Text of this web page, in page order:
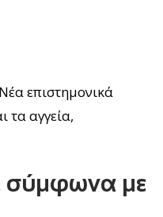
επιστημονικά
τα αγγεία,
σύμφωνα με